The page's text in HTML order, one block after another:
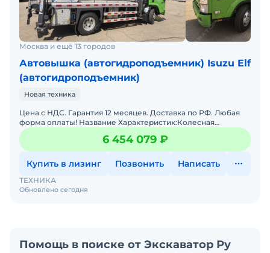
Москва и ещё 13 городов
Автовышка (автогидроподъемник) Isuzu Elf
(автогидроподъемник)
Новая техника
Цена с НДС. Гарантия 12 месяцев. Доставка по РФ. Любая
форма оплаты! Название Характеристик:Колесная
формула: 4x2 Масса: 6 300 кгВысота подъема: 30,5 м ммОб
6 454 079 ₽
Купить в лизинг Позвонить Написать
Обновлено сегодня
ТЕХНИКА
Помощь в поиске от Экскаватор Ру